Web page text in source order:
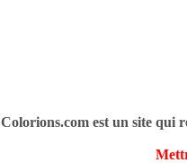
Colorions.com est un site qui